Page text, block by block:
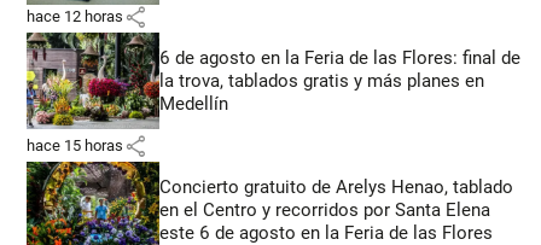
hace 12 horas share
6 de agosto en la Feria de las Flores: final de
la trova, tablados gratis y más planes en
Medellín
hace 15 horas share
Concierto gratuito de Arelys Henao, tablado
en el Centro y recorridos por Santa Elena
este 6 de agosto en la Feria de las Flores